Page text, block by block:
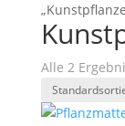
Alle 2